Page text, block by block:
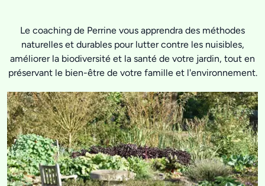
Le coaching de Perrine vous apprendra des méthodes
naturelles et durables pour lutter contre les nuisibles,
améliorer la biodiversité et la santé de votre jardin, tout en
préservant le bien-être de votre famille et l'environnement.